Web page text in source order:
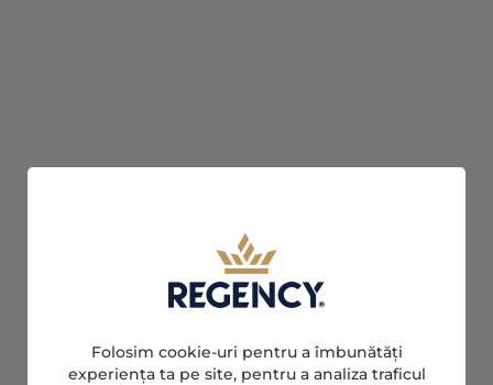
Folosim cookie-uri pentru a îmbunătăți
experiența ta pe site, pentru a analiza traficul